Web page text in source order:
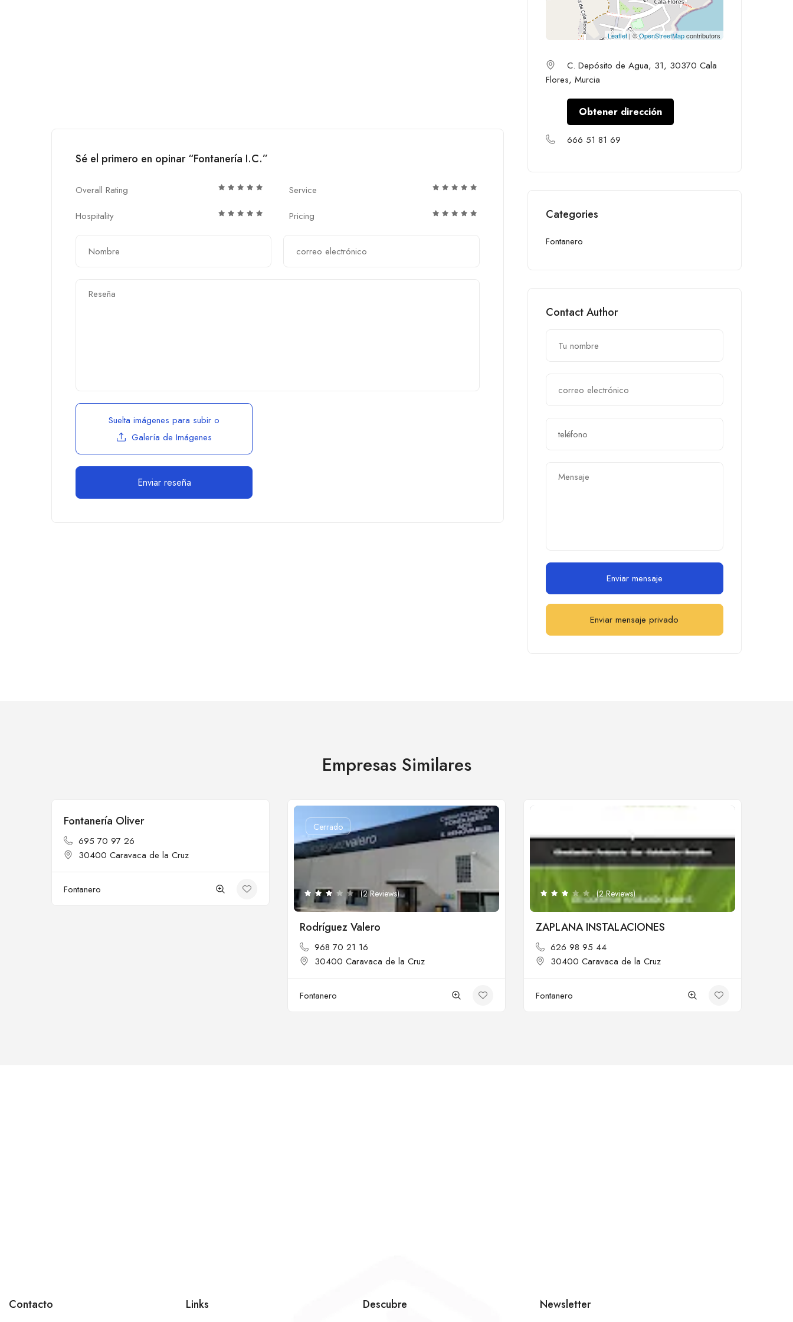
Sé el primero en opinar “Fontanería I.C.”
Overall Rating
Service
Hospitality
Pricing
Suelta imágenes para subir o
Galería de Imágenes
Leaflet| ©OpenStreetMapcontributors
C. Depósito de Agua, 31, 30370 Cala
Flores, Murcia
Obtener dirección
666 51 81 69
Categories
Fontanero
Contact Author
Enviar mensaje
Enviar mensaje privado
Empresas Similares
Cerrado
Fontanería Oliver
695 70 97 26
30400 Caravaca de la Cruz
Fontanero
Cerrado
(2 Reviews)
Rodríguez Valero
968 70 21 16
30400 Caravaca de la Cruz
Fontanero
(2 Reviews)
ZAPLANA INSTALACIONES
626 98 95 44
30400 Caravaca de la Cruz
Fontanero
Contacto Links Descubre Newsletter